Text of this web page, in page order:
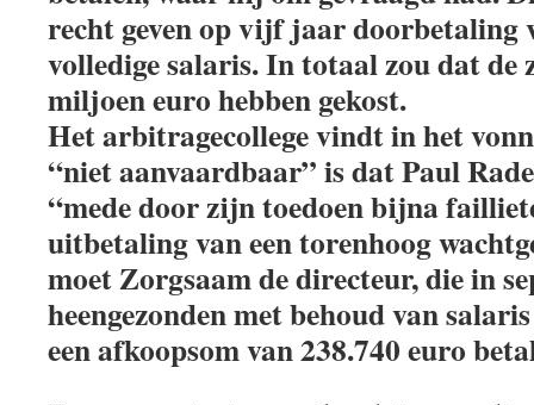
recht geven op vijf jaar
volledige salaris. In totaal zou dat de
miljoen euro hebben gekost.
Het arbitragecollege vindt in het
“niet aanvaardbaar” is dat Paul
“mede door zijn toedoen bijna
uitbetaling van een torenhoog
moet Zorgsaam de directeur, die in
heengezonden met behoud van
een afkoopsom van 238.740 euro